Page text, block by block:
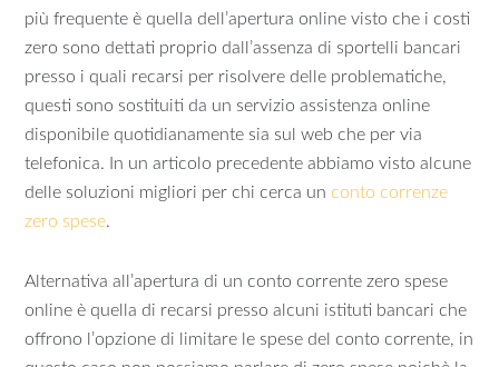
più frequente è quella dell’apertura online visto che i costi
zero sono dettati proprio dall’assenza di sportelli bancari
presso i quali recarsi per risolvere delle problematiche,
questi sono sostituiti da un servizio assistenza online
disponibile quotidianamente sia sul web che per via
telefonica. In un articolo precedente abbiamo visto alcune
delle soluzioni migliori per chi cerca un conto correnze
zero spese.
Alternativa all’apertura di un conto corrente zero spese
online è quella di recarsi presso alcuni istituti bancari che
offrono l’opzione di limitare le spese del conto corrente, in